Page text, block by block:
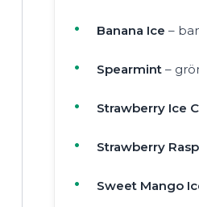
Banana Ice –
Spearmint –
Strawberry Ice
Strawberry
Sweet Mango